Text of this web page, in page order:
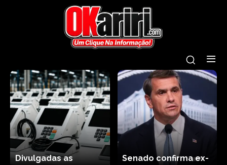
Divulgadas as
Senado confirma ex-